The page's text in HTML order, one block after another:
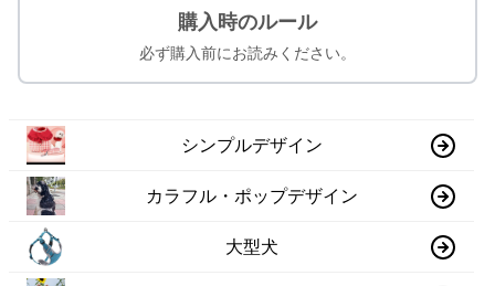
購入時のルール
必ず購入前にお読みください。
シンプルデザイン
カラフル・ポップデザイン
大型犬